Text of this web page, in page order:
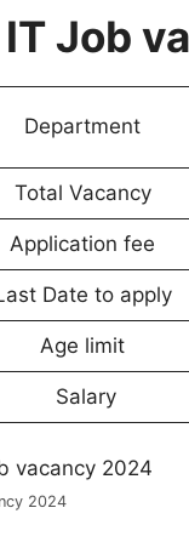
Job
Department
Total Vacancy
Application fee
Date to apply
Age limit
Salary
2024